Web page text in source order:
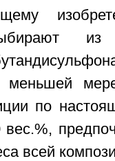
меньшей
по
всей